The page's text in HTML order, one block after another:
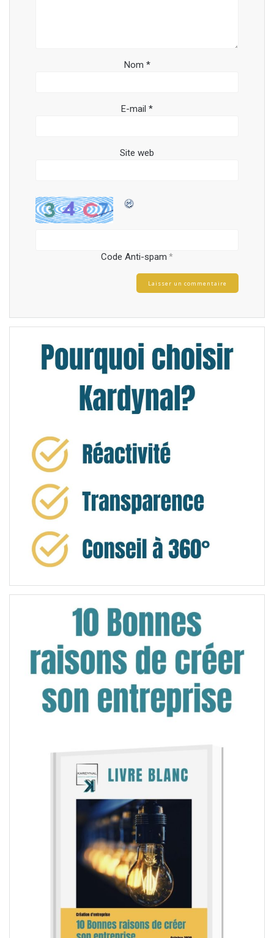
Nom *
E-mail *
Site web
Code Anti-spam *